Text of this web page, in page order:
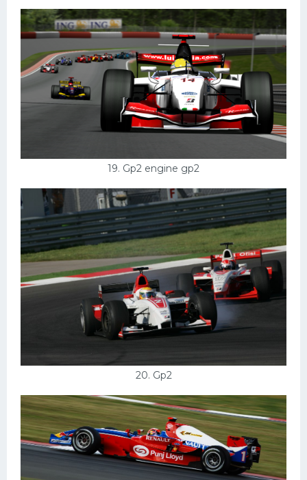
19. Gp2 engine gp2
20. Gp2